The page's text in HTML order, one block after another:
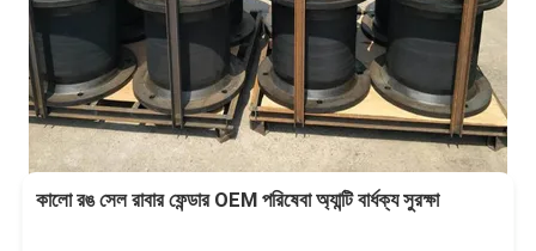
কালো রঙ সেল রাবার ফেন্ডার OEM পরিষেবা অ্যান্টি বার্ধক্য সুরক্ষা